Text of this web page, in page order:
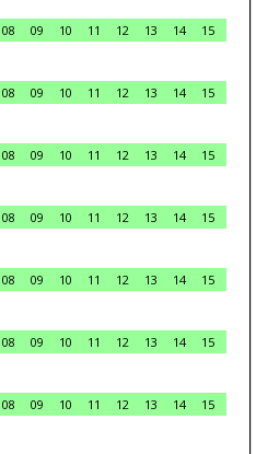
08 09 10 11 12 13 14
15
08 09 10 11 12 13 14
15
08 09 10 11 12 13 14
15
08 09 10 11 12 13 14
15
08 09 10 11 12 13 14
15
08 09 10 11 12 13 14
15
08 09 10 11 12 13 14
15